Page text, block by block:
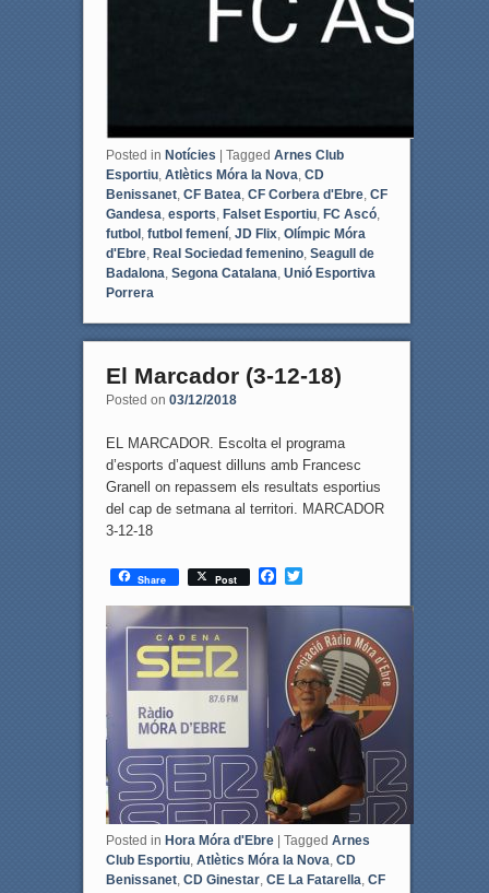
Posted in Notícies Tagged Arnes Club
Esportiu, Atlètics Móra la Nova, CD
Benissanet, CF Batea, CF Corbera d'Ebre, CF
Gandesa, esports, Falset Esportiu, FC Ascó,
futbol , futbol femení, JD Flix, Olímpic Móra
d'Ebre, Real Sociedad femenino, Seagull de
Badalona, Segona Catalana, Unió Esportiva
Porrera
El Marcador (3-12-18)
Posted on 03/12/2018
EL MARCADOR. Escolta el programa
d’esports d’aquest dilluns amb Francesc
Granell on repassem els resultats esportius
del cap de setmana al territori. MARCADOR
3-12-18
Share Post
F
c
o
T
i
t
e
r
Posted in Hora Móra d'Ebre | Tagged Arnes
Club Esportiu, Atlètics Móra la Nova CD
Benissanet, CD Ginestar, CE La Fatarella CF